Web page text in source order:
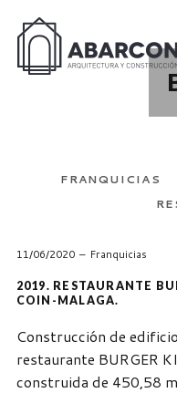
FRANQUICIAS
11/06/2020 Franquicias
2019. RESTAURANTE
COIN-MALAGA.
Construcción de
restaurante BURGER
construida de 450,58